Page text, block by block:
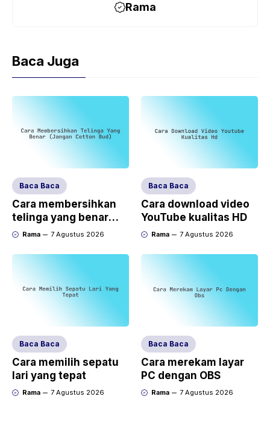
Rama
Baca Juga
Baca Baca
Cara membersihkan
telinga yang benar
(jangan cotton bud)
Rama 7 Agustus 2026
Baca Baca
Cara download video
YouTube kualitas HD
Rama 7 Agustus 2026
Baca Baca
Cara memilih sepatu
lari yang tepat
Rama 7 Agustus 2026
Baca Baca
Cara merekam layar
PC dengan OBS
Rama 7 Agustus 2026